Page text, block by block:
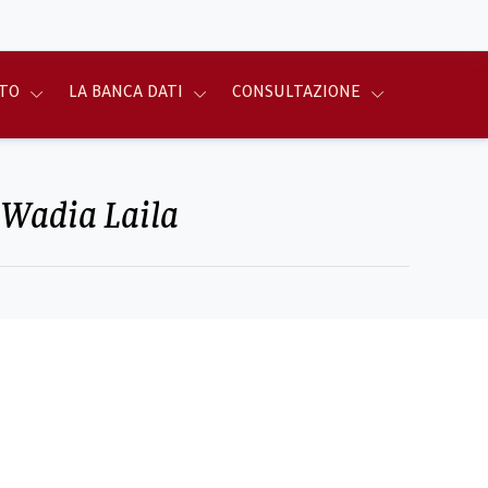
LA BANCA DATI CONSULTAZIONE
Wadia Laila